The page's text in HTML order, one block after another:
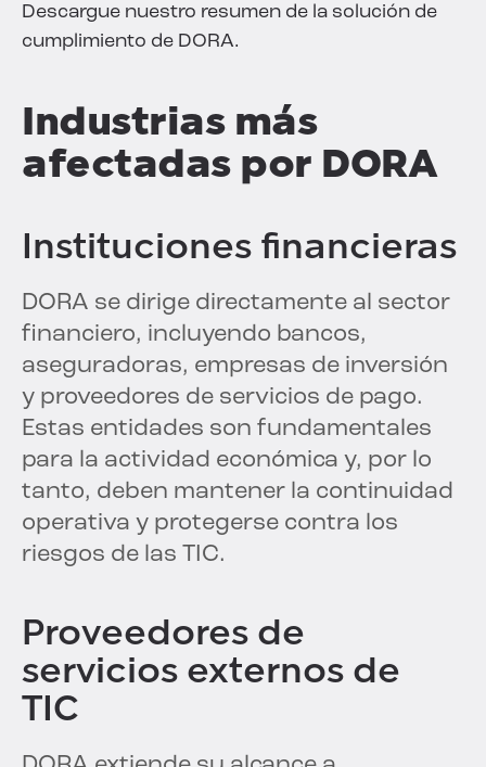
Descargue nuestro resumen de la solución de
cumplimiento de DORA.
Industrias más
afectadas por DORA
Instituciones financieras
DORA se dirige directamente al sector
financiero, incluyendo bancos,
aseguradoras, empresas de inversión
y proveedores de servicios de pago.
Estas entidades son fundamentales
para la actividad económica y, por lo
tanto, deben mantener la continuidad
operativa y protegerse contra los
riesgos de las TIC.
Proveedores de
servicios externos de
TIC